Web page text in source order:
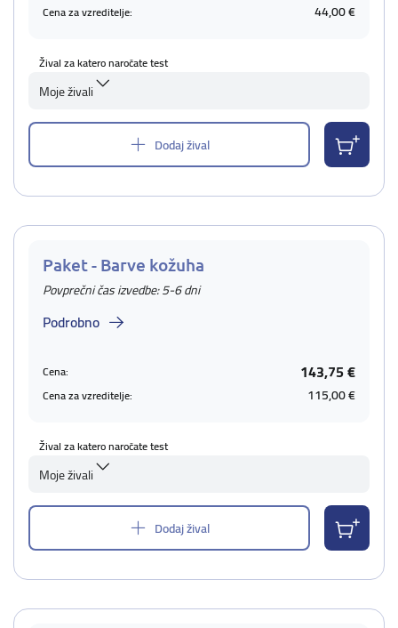
Cena za vzreditelje: 44,00 €
Žival za katero naročate test
Moje živali
Dodaj žival
Paket - Barve kožuha
Povprečni čas izvedbe: 5-6 dni
Podrobno
Cena: 143,75 €
Cena za vzreditelje: 115,00 €
Žival za katero naročate test
Moje živali
Dodaj žival